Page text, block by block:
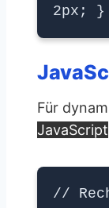
2px; }
Für
JavaScript
//